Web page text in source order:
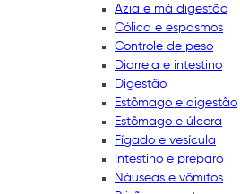
Azia e má digestão
Cólica e espasmos
Controle de peso
Diarreia e intestino
Digestão
Estômago e digestão
Estômago e úlcera
Fígado e vesícula
Intestino e preparo
Náuseas e vômitos